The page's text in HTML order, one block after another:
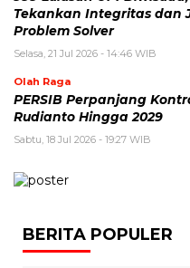
Tekankan Integritas dan
Problem Solver
Selasa, 21 Jul 2026 - 14:46 WIB
Olah Raga
PERSIB Perpanjang
Rudianto Hingga 2029
Sabtu, 18 Jul 2026 - 19:27 WIB
BERITA POPULER